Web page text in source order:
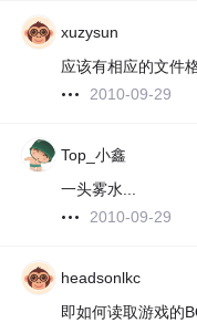
xuzysun
应该有相应的文件
2010-09-29
Top_小鑫
一头雾水...
2010-09-29
headsonlkc
即如何读取游戏的